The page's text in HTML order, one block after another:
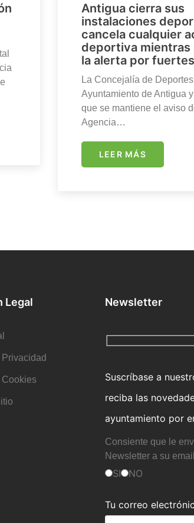
Antigua cierra sus
instalaciones
cancela cualquier
deportiva mientras
la alerta por
La Concejalía de Deportes
Ayuntamiento de Antigua
que se mantiene el aviso
Agencia…
LEER MÁS
Legal
Cookies
Newsletter
Suscríbase a
reciba las
ayuntamiento por
Consiente que le
Newsletter a su email
SI NO
Tu correo